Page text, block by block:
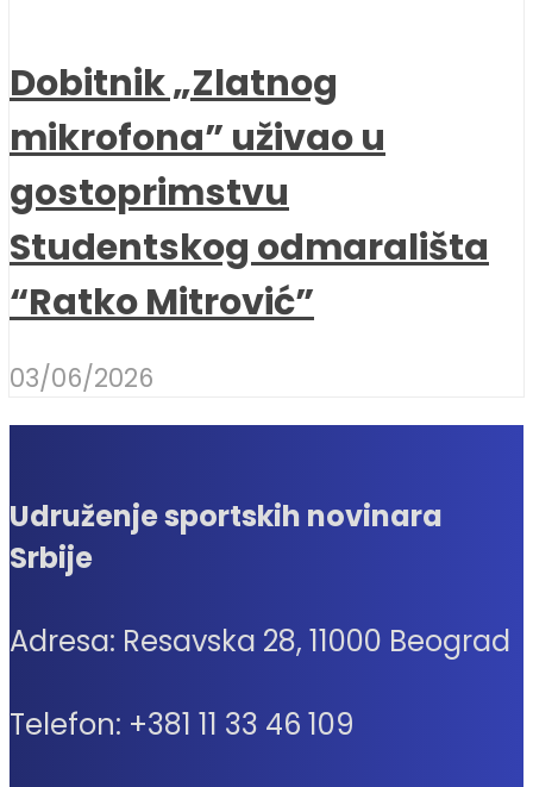
Dobitnik „Zlatnog
mikrofona” uživao u
gostoprimstvu
Studentskog odmarališta
“Ratko Mitrović”
03/06/2026
Udruženje sportskih novinara
Srbije
Adresa: Resavska 28, 11000 Beograd
Telefon: +381 11 33 46 109